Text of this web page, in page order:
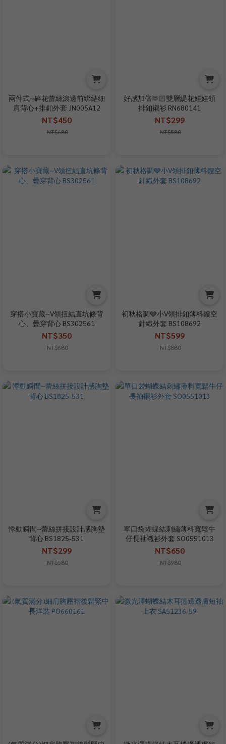
兩件式~碎花蕾絲滾邊前綁結細
肩背心+排釦外套 JN005A12
NT$450
NT$680
好感加倍🫶🏻雙層緹花娃娃領
排釦襯衫 RN680141
NT$299
NT$580
穿搭小寶藏~V領扭結直坑條背
心、疊穿背心 BS302561
NT$350
NT$680
初秋格調🩶小V領排釦薄料鏤空
針織外套 BS108692
NT$599
NT$880
悸動瞬間~蕾絲拼接設計感胸墊
背心 BS1825-531
NT$299
NT$580
單口袋蝴蝶結刺繡薄料寬鬆牛
仔長袖襯衫外套 SO0551013
NT$650
NT$980